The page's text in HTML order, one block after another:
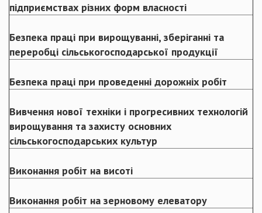
підприємствах різних форм власності
Безпека праці при вирощуванні, зберіганні та
переробці сільськогосподарської продукції
Безпека праці при проведенні дорожніх робіт
Вивчення нової техніки і прогресивних технологій
вирощування та захисту основних
сільськогосподарських культур
Виконання робіт на висоті
Виконання робіт на зерновому елеватору